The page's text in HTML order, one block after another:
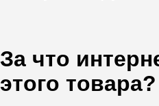
За что
этого товара?